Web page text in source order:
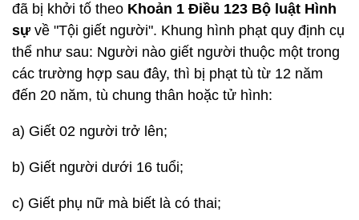
đã bị khởi tố theo Khoản 1 Điều 123 Bộ luật Hình
sự về "Tội giết người". Khung hình phạt quy định cụ
thể như sau: Người nào giết người thuộc một trong
các trường hợp sau đây, thì bị phạt tù từ 12 năm
đến 20 năm, tù chung thân hoặc tử hình:
a) Giết 02 người trở lên;
b) Giết người dưới 16 tuổi;
c) Giết phụ nữ mà biết là có thai;